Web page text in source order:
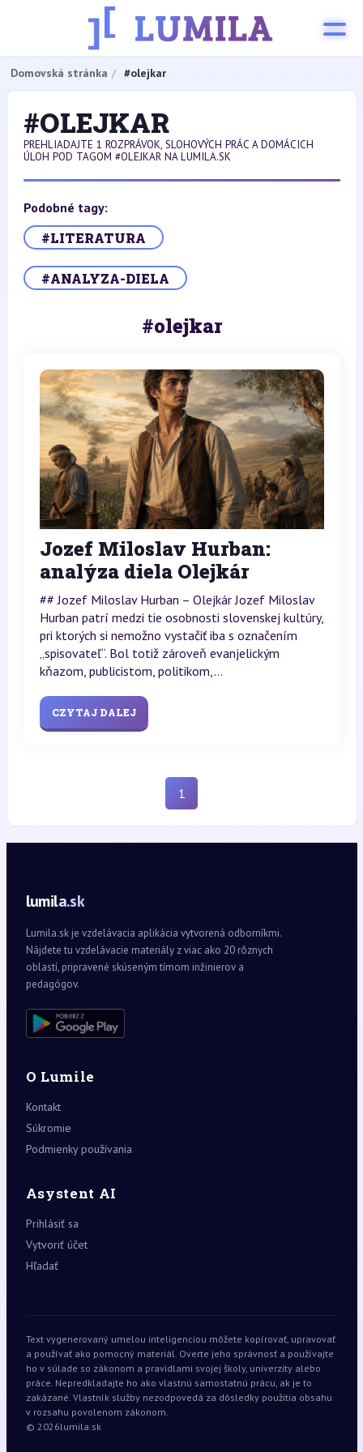
Domovská stránka #olejkar
#OLEJKAR
PREHLIADAJTE 1 ROZPRÁVOK, SLOHOVÝCH PRÁC A DOMÁCICH
ÚLOH POD TAGOM #OLEJKAR NA LUMILA.SK
Podobné tagy:
#LITERATURA
#ANALYZA-DIELA
#olejkar
Jozef Miloslav Hurban:
analýza diela Olejkár
## Jozef Miloslav Hurban – Olejkár Jozef Miloslav
Hurban patrí medzi tie osobnosti slovenskej kultúry,
pri ktorých si nemožno vystačiť iba s označením
„spisovateľ“. Bol totiž zároveň evanjelickým
kňazom, publicistom, politikom,...
CZYTAJ DALEJ
1
lumila.sk
Lumila.sk je vzdelávacia aplikácia vytvorená odborníkmi.
Nájdete tu vzdelávacie materiály z viac ako 20 rôznych
oblastí, pripravené skúseným tímom inžinierov a
pedagógov.
O Lumile
Kontakt
Súkromie
Podmienky používania
Asystent AI
Prihlásiť sa
Vytvoriť účet
Hľadať
Text vygenerovaný umelou inteligenciou môžete kopírovať, upravovať
a používať ako pomocný materiál. Overte jeho správnosť a používajte
ho v súlade so zákonom a pravidlami svojej školy, univerzity alebo
práce. Nepredkladajte ho ako vlastnú samostatnú prácu, ak je to
zakázané. Vlastník služby nezodpovedá za dôsledky použitia obsahu
v rozsahu povolenom zákonom.
© 2026lumila.sk